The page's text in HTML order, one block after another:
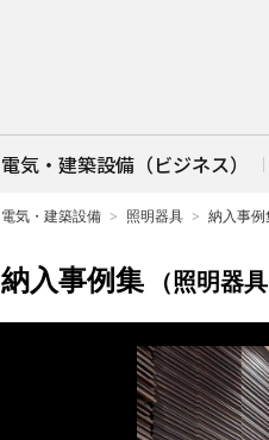
電気・建築設備（ビジネス）
電気・建築設備 照明器具 納入事例
納入事例集 （照明器具